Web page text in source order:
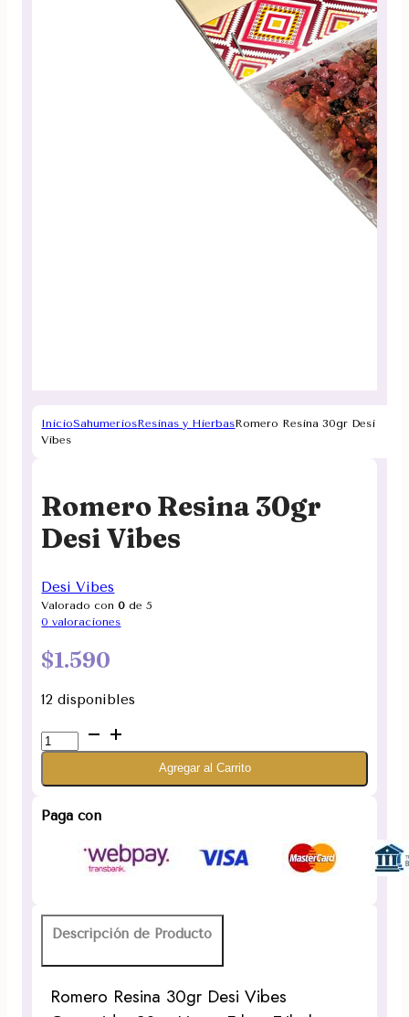
InicioSahumeriosResinas y HierbasRomero Resina 30gr Desi
Vibes
Romero Resina 30gr
Desi Vibes
Desi Vibes
Valorado con0 de 5
0 valoraciones
$1.590
12 disponibles
Romero
Resina
Vibes
Agregar al Carrito
Paga con
Descripción de Producto
Romero Resina 30gr Desi Vibes